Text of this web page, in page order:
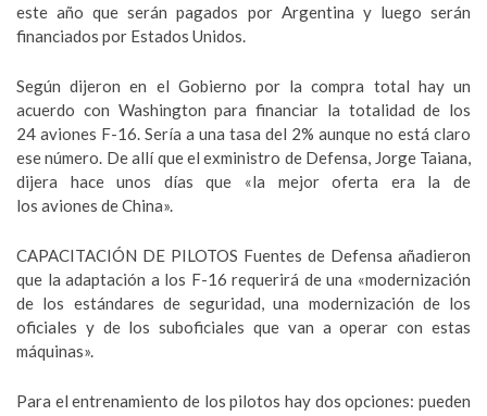
este año que serán pagados por Argentina y luego serán
financiados por Estados Unidos.
Según dijeron en el Gobierno por la compra total hay un
acuerdo con Washington para financiar la totalidad de los
24 aviones F-16. Sería a una tasa del 2% aunque no está claro
ese número. De allí que el exministro de Defensa, Jorge Taiana,
dijera hace unos días que «la mejor oferta era la de
los aviones de China».
CAPACITACIÓN DE PILOTOS Fuentes de Defensa añadieron
que la adaptación a los F-16 requerirá de una «modernización
de los estándares de seguridad, una modernización de los
oficiales y de los suboficiales que van a operar con estas
máquinas».
Para el entrenamiento de los pilotos hay dos opciones: pueden